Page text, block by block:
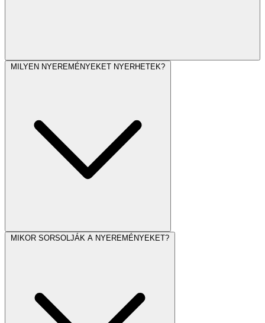
MILYEN NYEREMÉNYEKET NYERHETEK?
MIKOR SORSOLJÁK A NYEREMÉNYEKET?